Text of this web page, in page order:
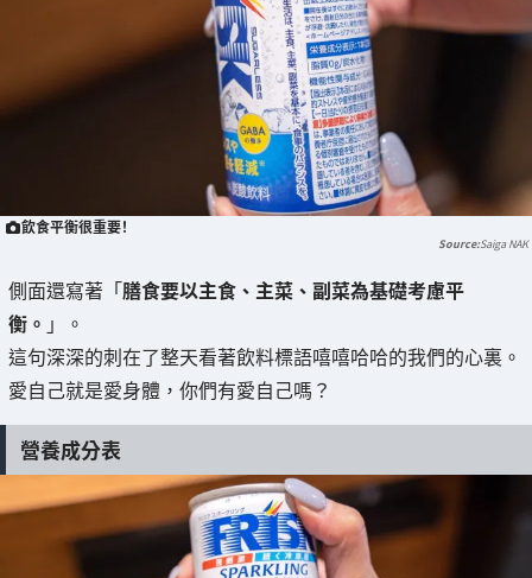
飲食平衡很重要！
Saiga NAK
側面還寫著「膳食要以主食、主菜、副菜為基礎考慮平
衡。 」。
這句深深的刺在了整天看著飲料標語嘻嘻哈哈的我們的心裏。
愛自己就是愛身體，你們有愛自己嗎？
營養成分表